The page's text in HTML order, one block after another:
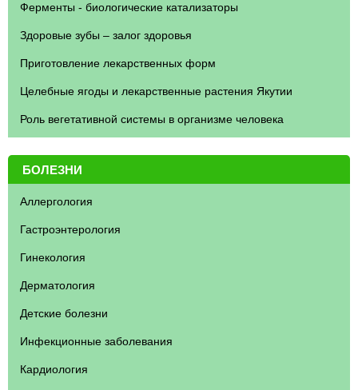
Ферменты - биологические катализаторы
Здоровые зубы – залог здоровья
Приготовление лекарственных форм
Целебные ягоды и лекарственные растения Якутии
Роль вегетативной системы в организме человека
БОЛЕЗНИ
Аллергология
Гастроэнтерология
Гинекология
Дерматология
Детские болезни
Инфекционные заболевания
Кардиология